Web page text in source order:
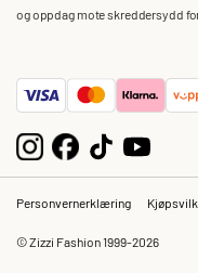
og oppdag mote skreddersydd
Personvernerklæring
© Zizzi Fashion 1999-2026